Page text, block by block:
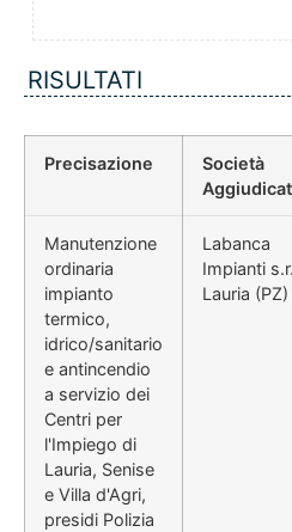
RISULTATI
Precisazione
Società
Manutenzione
ordinaria
impianto
termico,
idrico/sanitario
e antincendio
a servizio dei
Centri per
l'Impiego di
Lauria, Senise
e Villa d'Agri,
presidi Polizia
Labanca
Impianti
Lauria (PZ)